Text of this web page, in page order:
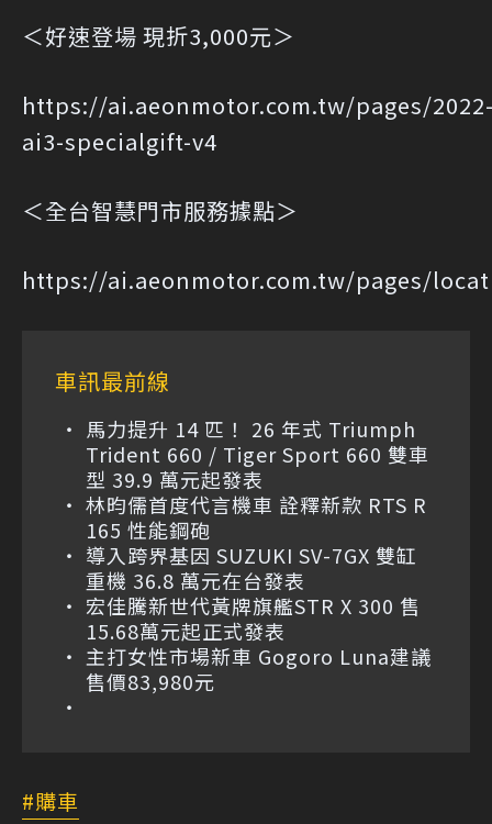
＜好速登場 現折3,000元＞
https://ai.aeonmotor.com.tw/pages/
ai3-specialgift-v4
＜全台智慧門市服務據點＞
https://ai.aeonmotor.com.tw/pages/
車訊最前線
馬力提升 14 匹！ 26 年式 Triumph
Trident 660 / Tiger Sport 660 雙車
型 39.9 萬元起發表
林昀儒首度代言機車 詮釋新款 RTS R
165 性能鋼砲
導入跨界基因 SUZUKI SV-7GX 雙缸
重機 36.8 萬元在台發表
宏佳騰新世代黃牌旗艦STR X 300 售
15.68萬元起正式發表
主打女性市場新車 Gogoro Luna建議
售價83,980元
購車